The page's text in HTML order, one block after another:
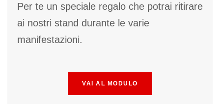
Per te un speciale regalo che potrai ritirare
ai nostri stand durante le varie
manifestazioni.
VAI AL MODULO